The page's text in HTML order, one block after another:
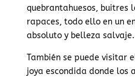
quebrantahuesos, buitres
rapaces, todo ello en un
absoluto y belleza salvaje.
También se puede visitar
joya escondida donde los